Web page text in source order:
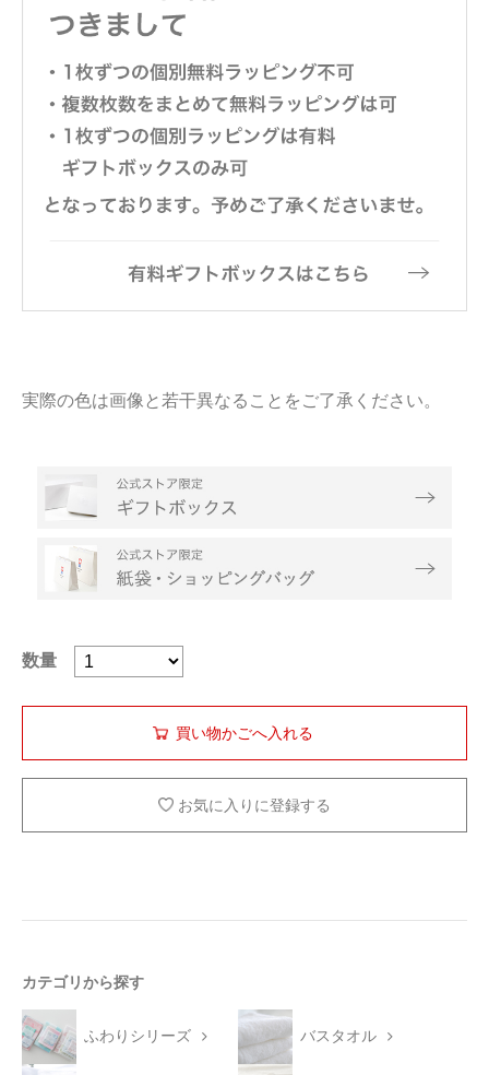
実際の色は画像と若干異なることをご了承ください。
数量
お気に入りに登録する
カテゴリから探す
ふわりシリーズ バスタオル